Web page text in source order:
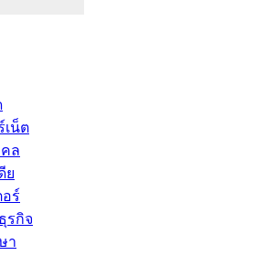
เน็ต
ล
ย
อร์
รกิจ
า